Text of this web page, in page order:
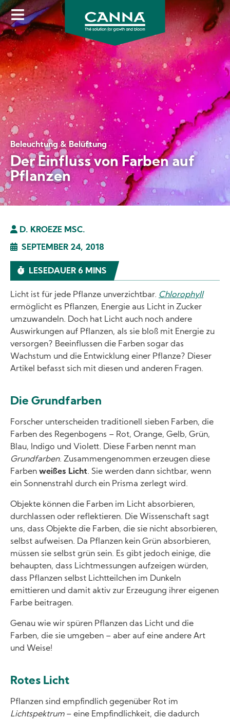
Direkt
zum
Inhalt
Beleuchtung & Belüftung
Der Einfluss von Farben auf
Pflanzen
D. KROEZE MSC.
SEPTEMBER 24, 2018
LESEDAUER 6 MINS
Licht ist für jede Pflanze unverzichtbar. Chlorophyll
ermöglicht es Pflanzen, Energie aus Licht in Zucker
umzuwandeln. Doch hat Licht auch noch andere
Auswirkungen auf Pflanzen, als sie bloß mit Energie zu
versorgen? Beeinflussen die Farben sogar das
Wachstum und die Entwicklung einer Pflanze? Dieser
Artikel befasst sich mit diesen und anderen Fragen.
Die Grundfarben
Forscher unterscheiden traditionell sieben Farben, die
Farben des Regenbogens – Rot, Orange, Gelb, Grün,
Blau, Indigo und Violett. Diese Farben nennt man
Grundfarben. Zusammengenommen erzeugen diese
Farben weißes Licht. Sie werden dann sichtbar, wenn
ein Sonnenstrahl durch ein Prisma zerlegt wird.
Objekte können die Farben im Licht absorbieren,
durchlassen oder reflektieren. Die Wissenschaft sagt
uns, dass Objekte die Farben, die sie nicht absorbieren,
selbst aufweisen. Da Pflanzen kein Grün absorbieren,
müssen sie selbst grün sein. Es gibt jedoch einige, die
behaupten, dass Lichtmessungen aufzeigen würden,
dass Pflanzen selbst Lichtteilchen im Dunkeln
emittieren und damit aktiv zur Erzeugung ihrer eigenen
Farbe beitragen.
Genau wie wir spüren Pflanzen das Licht und die
Farben, die sie umgeben – aber auf eine andere Art
und Weise!
Rotes Licht
Pflanzen sind empfindlich gegenüber Rot im
Lichtspektrum– eine Empfindlichkeit, die dadurch